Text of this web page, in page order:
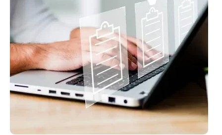
EMPRESA
PODE
SE
PREPARAR?